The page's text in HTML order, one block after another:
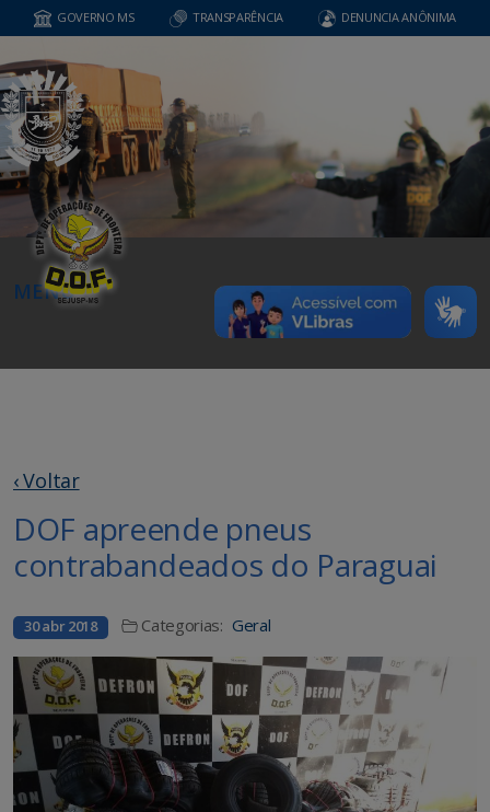
GOVERNO MS TRANSPARÊNCIA DENUNCIA ANÔNIMA
MENU
‹ Voltar
DOF apreende pneus
contrabandeados do Paraguai
30 abr 2018 Categorias: Geral